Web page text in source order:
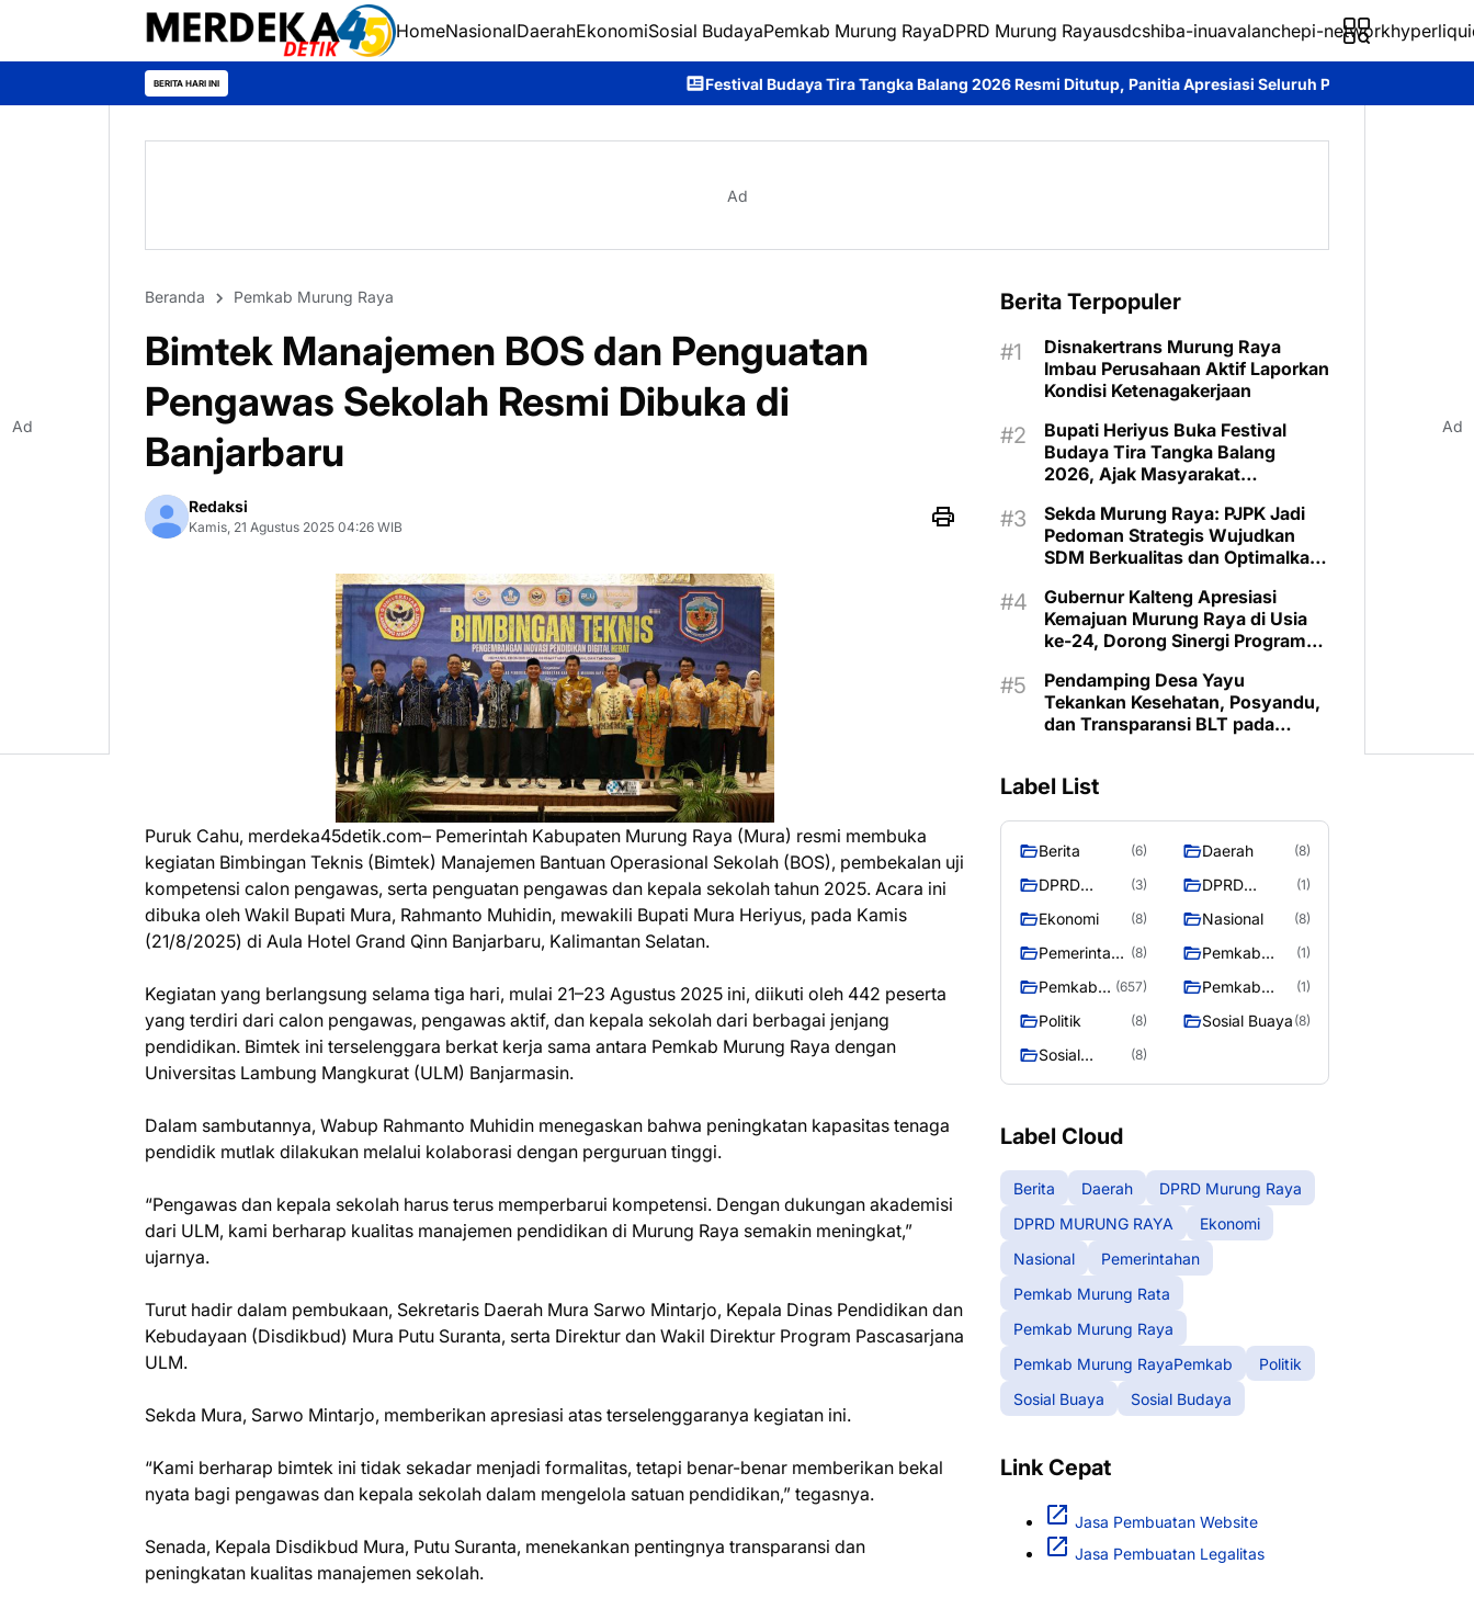
HomeNasionalDaerahEkonomiSosial BudayaPemkab Murung RayaDPRD Murung Rayausdcshiba-inuavalanchepi-network
BERITA HARI INI Festival Budaya Tira Tangka Balang 2026 Resmi Ditutup, Panitia Apresiasi Seluruh Peserta Bupati Heriyus Tutup Festival
Ad
Beranda Pemkab Murung Raya
Bimtek Manajemen BOS dan Penguatan
Pengawas Sekolah Resmi Dibuka di
Banjarbaru
Redaksi
Kamis, 21 Agustus 2025 04:26 WIB
Puruk Cahu, merdeka45detik.com– Pemerintah Kabupaten Murung Raya (Mura) resmi membuka
kegiatan Bimbingan Teknis (Bimtek) Manajemen Bantuan Operasional Sekolah (BOS), pembekalan uji
kompetensi calon pengawas, serta penguatan pengawas dan kepala sekolah tahun 2025. Acara ini
dibuka oleh Wakil Bupati Mura, Rahmanto Muhidin, mewakili Bupati Mura Heriyus, pada Kamis
(21/8/2025) di Aula Hotel Grand Qinn Banjarbaru, Kalimantan Selatan.
Kegiatan yang berlangsung selama tiga hari, mulai 21–23 Agustus 2025 ini, diikuti oleh 442 peserta
yang terdiri dari calon pengawas, pengawas aktif, dan kepala sekolah dari berbagai jenjang
pendidikan. Bimtek ini terselenggara berkat kerja sama antara Pemkab Murung Raya dengan
Universitas Lambung Mangkurat (ULM) Banjarmasin.
Dalam sambutannya, Wabup Rahmanto Muhidin menegaskan bahwa peningkatan kapasitas tenaga
pendidik mutlak dilakukan melalui kolaborasi dengan perguruan tinggi.
“Pengawas dan kepala sekolah harus terus memperbarui kompetensi. Dengan dukungan akademisi
dari ULM, kami berharap kualitas manajemen pendidikan di Murung Raya semakin meningkat,”
ujarnya.
Turut hadir dalam pembukaan, Sekretaris Daerah Mura Sarwo Mintarjo, Kepala Dinas Pendidikan dan
Kebudayaan (Disdikbud) Mura Putu Suranta, serta Direktur dan Wakil Direktur Program Pascasarjana
ULM.
Sekda Mura, Sarwo Mintarjo, memberikan apresiasi atas terselenggaranya kegiatan ini.
“Kami berharap bimtek ini tidak sekadar menjadi formalitas, tetapi benar-benar memberikan bekal
nyata bagi pengawas dan kepala sekolah dalam mengelola satuan pendidikan,” tegasnya.
Senada, Kepala Disdikbud Mura, Putu Suranta, menekankan pentingnya transparansi dan
peningkatan kualitas manajemen sekolah.
Berita Terpopuler
Disnakertrans Murung Raya
Imbau Perusahaan Aktif Laporkan
Kondisi Ketenagakerjaan
Bupati Heriyus Buka Festival
Budaya Tira Tangka Balang
2026, Ajak Masyarakat
Sekda Murung Raya: PJPK Jadi
Pedoman Strategis Wujudkan
SDM Berkualitas dan Optimalkan
Gubernur Kalteng Apresiasi
Kemajuan Murung Raya di Usia
ke-24, Dorong Sinergi Program
Pendamping Desa Yayu
Tekankan Kesehatan, Posyandu,
dan Transparansi BLT pada
Label List
Berita (6) Daerah (8)
DPRD
Raya
(3)
DPRD
RAYA
(1)
Ekonomi (8) Nasional (8)
Pemerintaha (8)
Pemkab
(1)
Pemkab
Raya
(657)
Pemkab
RayaPemka
(1)
Politik (8) Sosial Buaya (8)
Sosial
(8)
Label Cloud
Berita Daerah
DPRD Murung Raya
DPRD MURUNG RAYA
Ekonomi
Nasional
Pemerintahan
Pemkab Murung Rata
Pemkab Murung Raya
Pemkab Murung RayaPemkab
Politik
Sosial Buaya
Sosial Budaya
Link Cepat
Jasa Pembuatan Website
Jasa Pembuatan Legalitas
Ad Ad